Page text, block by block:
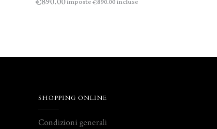
€
SHOPPING ONLINE
Condizioni generali